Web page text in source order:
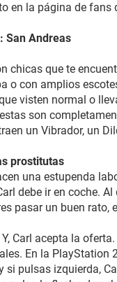
en la página de fans
San Andreas
chicas que te
o con amplios
visten normal o
son
un Vibrador, un
prostitutas
una estupenda
debe ir en coche.
pasar un buen rato,
Carl acepta la
En la PlayStation
si pulsas izquierda,